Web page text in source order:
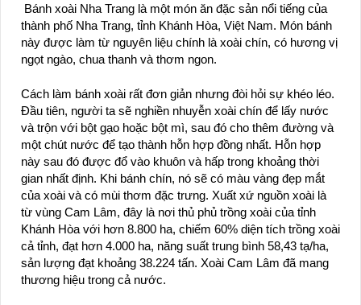
Bánh xoài Nha Trang là một món ăn đặc sản nổi tiếng của
thành phố Nha Trang, tỉnh Khánh Hòa, Việt Nam. Món bánh
này được làm từ nguyên liệu chính là xoài chín, có hương vị
ngọt ngào, chua thanh và thơm ngon.
Cách làm bánh xoài rất đơn giản nhưng đòi hỏi sự khéo léo.
Đầu tiên, người ta sẽ nghiền nhuyễn xoài chín để lấy nước
và trộn với bột gạo hoặc bột mì, sau đó cho thêm đường và
một chút nước để tạo thành hỗn hợp đồng nhất. Hỗn hợp
này sau đó được đổ vào khuôn và hấp trong khoảng thời
gian nhất định. Khi bánh chín, nó sẽ có màu vàng đẹp mắt
của xoài và có mùi thơm đặc trưng. Xuất xứ nguồn xoài là
từ vùng Cam Lâm, đây là nơi thủ phủ trồng xoài của tỉnh
Khánh Hòa với hơn 8.800 ha, chiếm 60% diện tích trồng xoài
cả tỉnh, đạt hơn 4.000 ha, năng suất trung bình 58,43 tạ/ha,
sản lượng đạt khoảng 38.224 tấn. Xoài Cam Lâm đã mang
thương hiệu trong cả nước.